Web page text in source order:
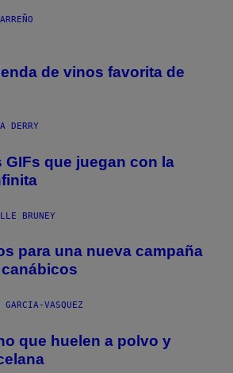
de vinos favorita de
DERRY
GIFs que juegan con la
BRUNEY
para una nueva campaña
GARCIA-VASQUEZ
que huelen a polvo y